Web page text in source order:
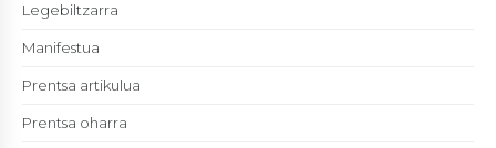
Legebiltzarra
Manifestua
Prentsa artikulua
Prentsa oharra